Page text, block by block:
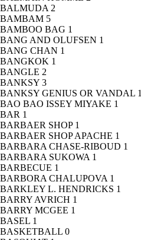
BALMUDA 2
BAMBAM 5
BAMBOO BAG 1
BANG AND OLUFSEN 1
BANG CHAN 1
BANGKOK 1
BANGLE 2
BANKSY 3
BANKSY GENIUS OR VANDAL 1
BAO BAO ISSEY MIYAKE 1
BAR 1
BARBAER SHOP 1
BARBAER SHOP APACHE 1
BARBARA CHASE-RIBOUD 1
BARBARA SUKOWA 1
BARBECUE 1
BARBORA CHALUPOVA 1
BARKLEY L. HENDRICKS 1
BARRY AVRICH 1
BARRY MCGEE 1
BASEL 1
BASKETBALL 0